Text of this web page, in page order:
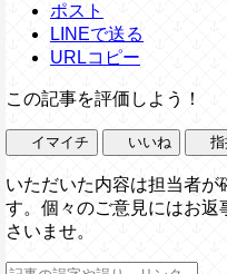
ポスト
LINEで送る
URLコピー
この記事を評価しよう！
イマイチ いいね
いただいた内容は担当者が
す。個々のご意見にはお
さいませ。